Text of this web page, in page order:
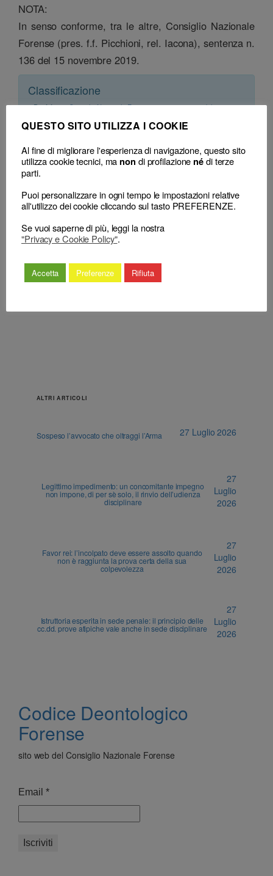
NOTA:
In senso conforme, tra le altre, Consiglio Nazionale
Forense (pres. f.f. Picchioni, rel. Iacona), sentenza n.
136 del 15 novembre 2019.
Classificazione
– Decisione:Consiglio Nazionale Forense, sentenza n. 271 del 30
– Consiglio territoriale:CDD Bologna, delibera n. 51 del 10 Settembre
– Decisione correlata:
Corte di Cassazione n. 22463 del 26 Luglio 2023
(respinge)
← “Nuova” pregiudizialità penale: la
sospensione del procedimento
ALTRI ARTICOLI
Sospeso l’avvocato che oltraggi l’Arma 27 Luglio 2026
Legittimo impedimento: un concomitante impegno
non impone, di per sè solo, il rinvio dell’udienza
disciplinare
27
Luglio
2026
Favor rei: l’incolpato deve essere assolto quando
non è raggiunta la prova certa della sua
colpevolezza
27
Luglio
2026
Istruttoria esperita in sede penale: il principio delle
cc.dd. prove atipiche vale anche in sede disciplinare
27
Luglio
2026
Codice Deontologico
Forense
sito web del Consiglio Nazionale Forense
Email *
QUESTO SITO UTILIZZA I COOKIE
Al fine di migliorare l'esperienza di navigazione, questo sito
utilizza cookie tecnici, ma non di profilazione nédi terze
parti.
Puoi personalizzare in ogni tempo le impostazioni relative
all'utilizzo dei cookie cliccando sul tasto PREFERENZE.
Se vuoi saperne di più, leggi la nostra
"Privacy e Cookie Policy".
Accetta Preferenze Rifiuta